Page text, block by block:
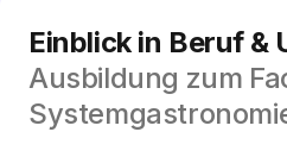
Einblick in Beruf &
Ausbildung zum